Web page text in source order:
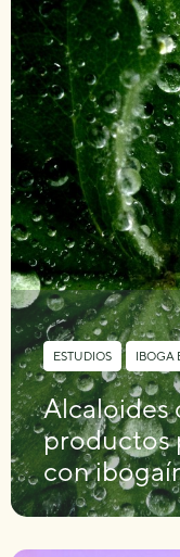
ESTUDIOS , IBOGA
Alcaloides
productos
con